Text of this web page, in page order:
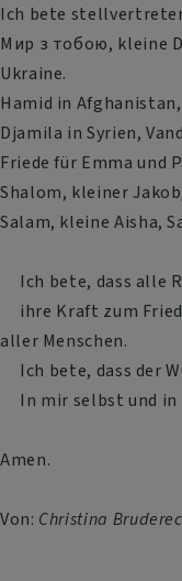
Ich bete
Мир з тобою, kleine
Ukraine.
Hamid in
Djamila in Syrien,
Friede für Emma und
Shalom, kleiner
Salam, kleine Aisha,
Ich bete, dass alle
ihre Kraft zum
aller Menschen.
Ich bete, dass der
In mir selbst und in
Amen.
Von: Christina